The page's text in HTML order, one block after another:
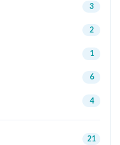
3
2
1
6
4
21